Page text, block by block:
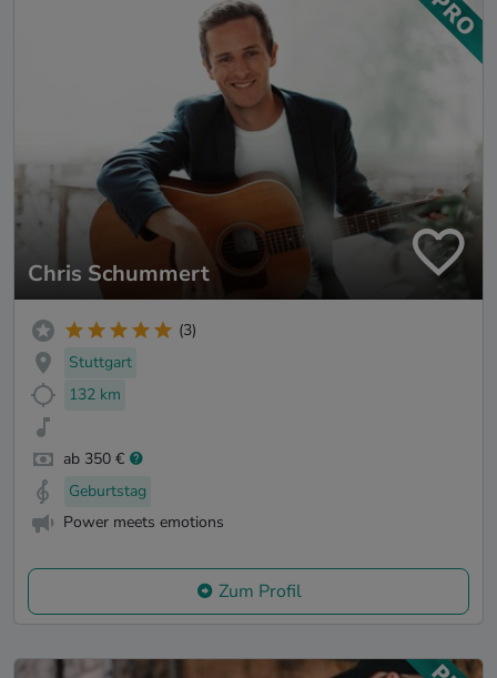
Chris Schummert
(3)
Stuttgart
132 km
ab 350 €
Geburtstag
Power meets emotions
Zum Profil